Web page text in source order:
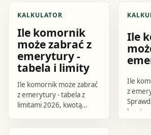
KALKULATOR
Ile komornik
może zabrać z
emerytury -
tabela i limity
Ile komornik może zabrać
z emerytury - tabela z
limitami 2026, kwotą
Ile
Ile
z
kwotę